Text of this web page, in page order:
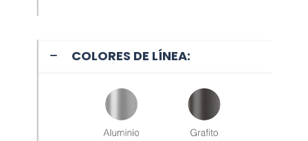
COLORES DE LÍNEA: